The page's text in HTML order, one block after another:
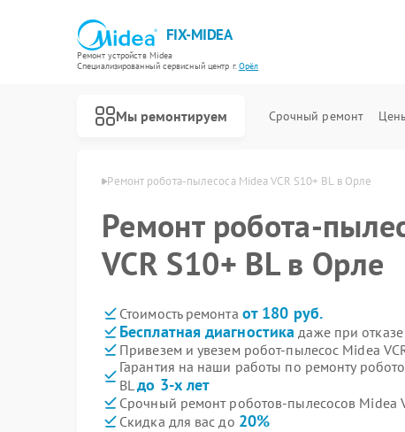
FIX-MIDEA
Ремонт устройств Midea
Специализированный cервисный центр г.Орёл
Мы ремонтируем Срочный ремонт
Midea в Орле Ремонт робота-пылесоса Midea VCR S10+ BL в Орле
Ремонт робота-
VCR S10+ BL в Орле
Стоимость ремонта от 180 руб.
Бесплатная диагностика даже при отказе
Привезем и увезем робот-пылесос Midea
Гарантия на наши работы по ремонту
BLдо 3-х лет
Срочный ремонт роботов-пылесосов Midea
Скидка для вас до 20%